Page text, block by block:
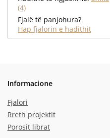
(4)
Fjalë të panjohura?
Hap fjalorin e hadithit
Informacione
Fjalori
Rreth projektit
Porosit librat